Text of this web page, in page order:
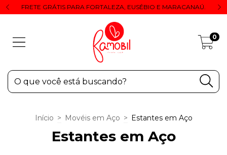
FRETE GRÁTIS PARA FORTALEZA, EUSÉBIO E MARACANAÚ.
0
Início > Movéis em Aço > Estantes em Aço
Estantes em Aço